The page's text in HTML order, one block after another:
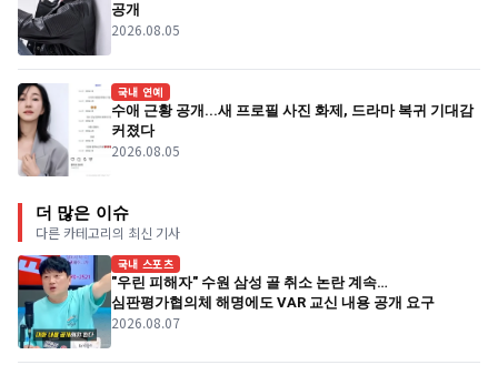
공개
2026.08.05
국내 연예
수애 근황 공개...새 프로필 사진 화제, 드라마 복귀 기대감
커졌다
2026.08.05
더 많은 이슈
다른 카테고리의 최신 기사
국내 스포츠
"우린 피해자" 수원 삼성 골 취소 논란 계속…
심판평가협의체 해명에도 VAR 교신 내용 공개 요구
2026.08.07